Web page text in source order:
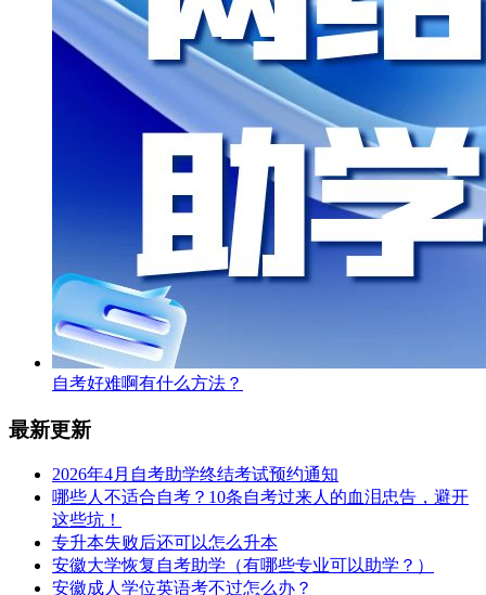
自考好难啊有什么方法？
最新更新
2026年4月自考助学终结考试预约通知
哪些人不适合自考？10条自考过来人的血泪忠告，避开
这些坑！
专升本失败后还可以怎么升本
安徽大学恢复自考助学（有哪些专业可以助学？）
安徽成人学位英语考不过怎么办？